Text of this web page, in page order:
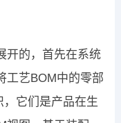
开的，首先在系统
工艺BOM中的零部
它们是产品在生